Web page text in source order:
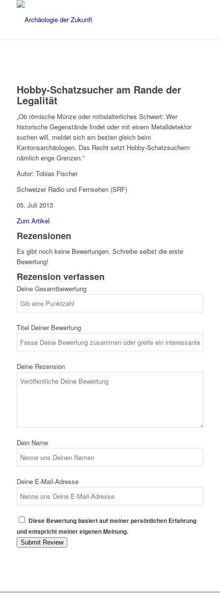
Hobby-Schatzsucher am Rande der
Legalität
„Ob römische Münze oder mittelalterliches Schwert: Wer
historische Gegenstände findet oder mit einem Metalldetektor
suchen will, meldet sich am besten gleich beim
Kantonsarchäologen. Das Recht setzt Hobby-Schatzsuchern
nämlich enge Grenzen.“
Autor: Tobias Fischer
Schweizer Radio und Fernsehen (SRF)
05. Juli 2013
Zum Artikel
Rezensionen
Es gibt noch keine Bewertungen. Schreibe selbst die erste
Bewertung!
Rezension verfassen
Deine Gesamtbewertung
Titel Deiner Bewertung
Deine Rezension
Dein Name
Deine E-Mail-Adresse
Diese Bewertung basiert auf meiner persönlichen Erfahrung
und entspricht meiner eigenen Meinung.
Submit Review